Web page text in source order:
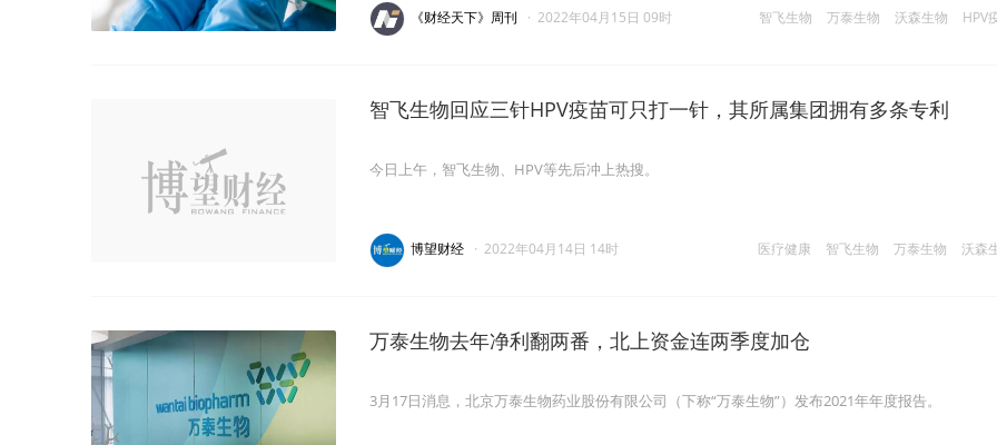
智飞生物 万泰生物 沃森生物 HPV
《财经天下》周刊 · 2022年04月15日 09时
智飞生物回应三针HPV疫苗可只打一针，其所属集团拥有多条专利
今日上午，智飞生物、HPV等先后冲上热搜。
医疗健康 智飞生物 万泰生物 沃森
博望财经 · 2022年04月14日 14时
万泰生物去年净利翻两番，北上资金连两季度加仓
3月17日消息，北京万泰生物药业股份有限公司（下称“万泰生物”）发布2021年年度报告。